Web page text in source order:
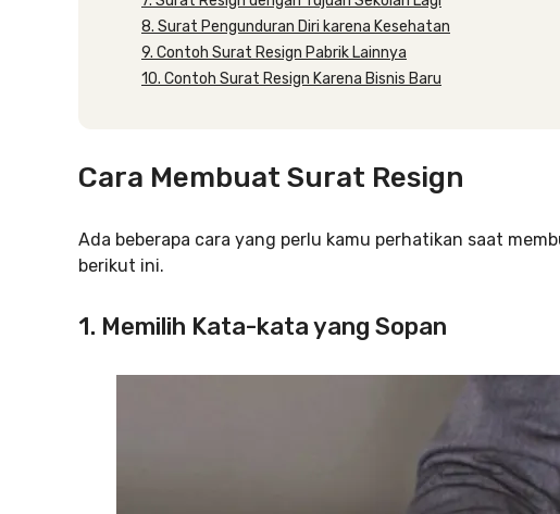
8. Surat Pengunduran Diri karena Kesehatan
9. Contoh Surat Resign Pabrik Lainnya
10. Contoh Surat Resign Karena Bisnis Baru
Cara Membuat Surat Resign
Ada beberapa cara yang perlu kamu perhatikan saat
berikut ini.
1. Memilih Kata-kata yang Sopan